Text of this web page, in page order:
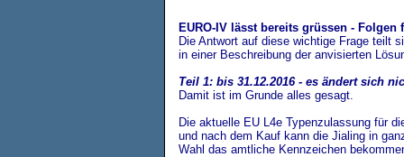
EURO-IV lässt bereits grüssen - Folgen
Die Antwort auf diese wichtige Frage teilt
in einer Beschreibung der anvisierten
Teil 1: bis 31.12.2016 - es ändert sich
Damit ist im Grunde alles gesagt.
Die aktuelle EU L4e Typenzulassung für
und nach dem Kauf kann die Jialing in
Wahl das amtliche Kennzeichen